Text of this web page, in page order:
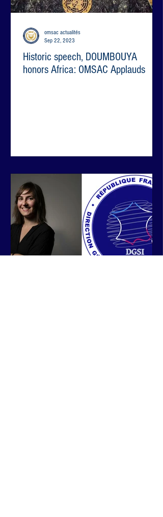
Historic speech, DOUMBOUYA
honors Africa: OMSAC Applauds
omsac actualités
Sep 22, 2023